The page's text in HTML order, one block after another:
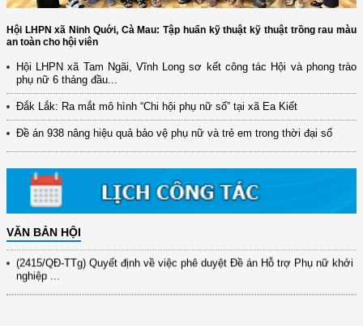
Hội LHPN xã Ninh Quới, Cà Mau: Tập huấn kỹ thuật kỹ thuật trồng rau màu
an toàn cho hội viên
Hội LHPN xã Tam Ngãi, Vĩnh Long sơ kết công tác Hội và phong trào
phụ nữ 6 tháng đầu...
Đắk Lắk: Ra mắt mô hình “Chi hội phụ nữ số” tại xã Ea Kiết
Đề án 938 nâng hiệu quả bảo vệ phụ nữ và trẻ em trong thời đại số
VĂN BẢN HỘI
(12/TB-HĐKH) V/v đăng ký, đề xuất nhiệm vụ Khoa học, công nghệ và
đổi mới ...
(898/KH/ĐCT) Kế hoạch thực hiện Quyết định số 2415/QĐ-TTg ngày
(417/QĐ-BNNMT) Quyết định phê duyệt Chương trình mục tiêu quốc gia
xây dựng ...
(891/KH-ĐCT) Kế hoạch thực hiện Nghị quyết số 72-NQ/TW ngày
9/9/2025 của Bộ ...
(2415/QĐ-TTg) Quyết định về việc phê duyệt Đề án Hỗ trợ Phụ nữ khởi
nghiệp ...